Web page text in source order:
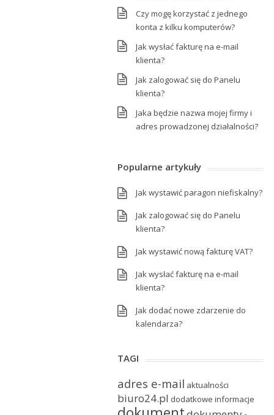
Czy mogę korzystać z jednego
konta z kilku komputerów?
Jak wysłać fakturę na e-mail
klienta?
Jak zalogować się do Panelu
klienta?
Jaka będzie nazwa mojej firmy i
adres prowadzonej działalności?
Popularne artykuły
Jak wystawić paragon niefiskalny?
Jak zalogować się do Panelu
klienta?
Jak wystawić nową fakturę VAT?
Jak wysłać fakturę na e-mail
klienta?
Jak dodać nowe zdarzenie do
kalendarza?
TAGI
adres e-mail aktualności
biuro24.pl dodatkowe informacje